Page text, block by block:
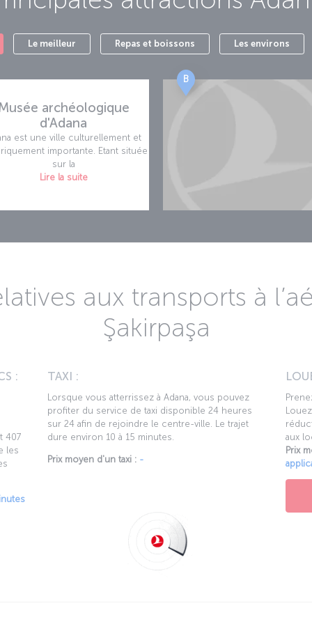
Le meilleur Repas et boissons Les environs
archéologique
d'Adana
est une ville culturellement et
importante. Etant située
sur la
Lire la suite
B
aux transports à
Şakirpaşa
:
407
les
TAXI :
Lorsque vous atterrissez à Adana, vous pouvez
profiter du service de taxi disponible 24 heures
sur 24 afin de rejoindre le centre-ville. Le trajet
dure environ 10 à 15 minutes.
Prix moyen d'un taxi : -
aux
Prix